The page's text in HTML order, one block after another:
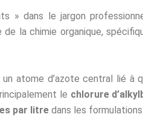
» dans le jargon
de la chimie organique,
atome d’azote central lié à
le chlorure
par litre dans les